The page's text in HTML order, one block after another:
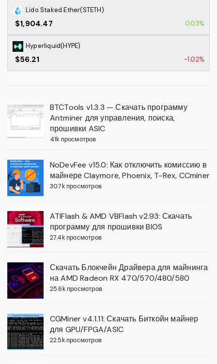
Lido Staked Ether(STETH)
$1,904.47 0.03%
Hyperliquid(HYPE)
$56.21 -1.02%
BTCTools v1.3.3 — Скачать программу
Antminer для управления, поиска,
прошивки ASIC
41k просмотров
NoDevFee v15.0: Как отключить комиссию в
майнере Claymore, Phoenix, T-Rex, CCminer
30.7k просмотров
ATIFlash & AMD VBFlash v2.93: Скачать
программу для прошивки BIOS
27.4k просмотров
Скачать Блокчейн Драйвера для майнинга
на AMD Radeon RX 470/570/480/580
25.6k просмотров
CGMiner v4.1.11: Скачать Биткойн майнер
для GPU/FPGA/ASIC
22.5k просмотров